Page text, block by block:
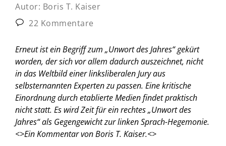
Autor: Boris T. Kaiser
22 Kommentare
Erneut ist ein Begriff zum „Unwort des Jahres“ gekürt
worden, der sich vor allem dadurch auszeichnet, nicht
in das Weltbild einer linksliberalen Jury aus
selbsternannten Experten zu passen. Eine kritische
Einordnung durch etablierte Medien findet praktisch
nicht statt. Es wird Zeit für ein rechtes „Unwort des
Jahres“ als Gegengewicht zur linken Sprach-Hegemonie.
<>Ein Kommentar von Boris T. Kaiser.<>